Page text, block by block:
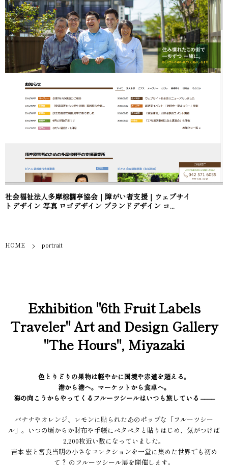
社会福祉法人多摩棕櫚亭協会｜障がい者支援｜ウェブサイ
トデザイン 写真 ロゴデザイン ブランドデザイン コ...
HOME portrait
Exhibition "6th Fruit Labels
Traveler" Art and Design Gallery
"The Hours", Miyazaki
色とりどりの果物は軽やかに国境や赤道を超える。
港から港へ。マーケットから食卓へ。
海の向こうからやってくるフルーツシールはいつも旅している ––––
バナナやオレンジ、レモンに貼られたあのポップな「フルーツシー
ル」。いつの頃からか財布や手帳にペタペタと貼りはじめ、気がつけば
2,200枚近い数になっていました。
吉本 宏と宮良当明の小さなコレクションを一堂に集めた世界でも初め
て？ のフルーツシール展を開催します。